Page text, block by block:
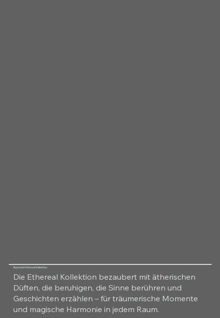
Raumduft Ethereal Kollektion
Die Ethereal Kollektion bezaubert mit ätherischen
Düften, die beruhigen, die Sinne berühren und
Geschichten erzählen – für träumerische Momente
und magische Harmonie in jedem Raum.